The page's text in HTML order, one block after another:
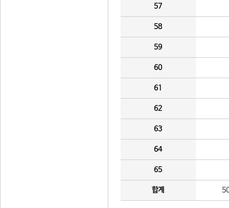
57
58
59
60
61
62
63
64
65
합계